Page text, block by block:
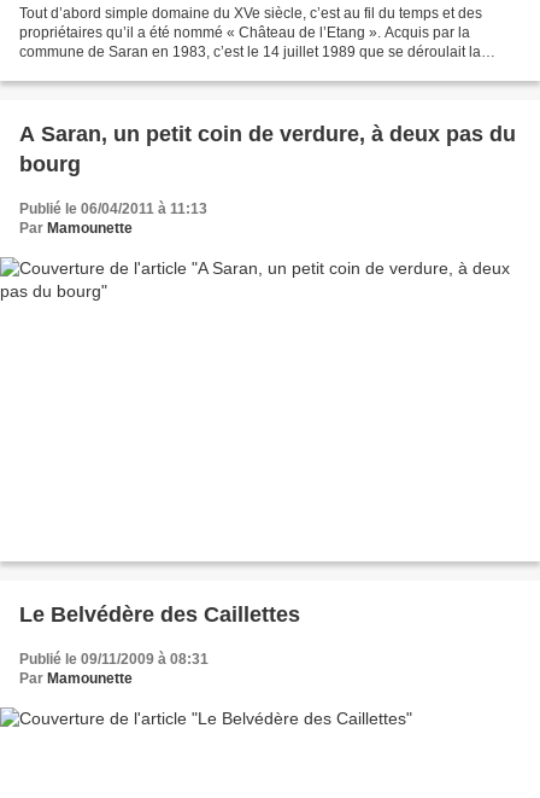
Tout d’abord simple domaine du XVe siècle, c’est au fil du temps et des
propriétaires qu’il a été nommé « Château de l’Etang ». Acquis par la
commune de Saran en 1983, c’est le 14 juillet 1989 que se déroulait la
A Saran, un petit coin de verdure, à deux pas du
bourg
Publié le 06/04/2011 à 11:13
Par Mamounette
Le Belvédère des Caillettes
Publié le 09/11/2009 à 08:31
Par Mamounette